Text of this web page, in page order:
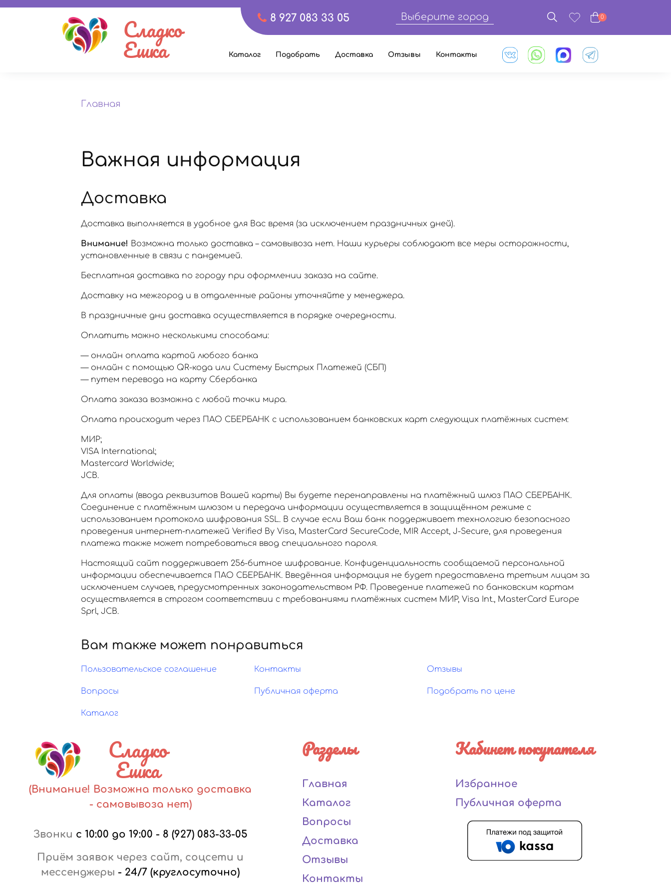
8 927 083 33 05 Выберите город 0
Сладко
Ешка Каталог Подобрать Доставка Отзывы Контакты
Главная
Важная информация
Доставка
Доставка выполняется в удобное для Вас время (за исключением праздничных дней).
Внимание! Возможна только доставка – самовывоза нет. Наши курьеры соблюдают все меры осторожности,
установленные в связи с пандемией.
Бесплатная доставка по городу при оформлении заказа на сайте.
Доставку на межгород и в отдаленные районы уточняйте у менеджера.
В праздничные дни доставка осуществляется в порядке очередности.
Оплатить можно несколькими способами:
— онлайн оплата картой любого банка
— онлайн с помощью QR-кода или Систему Быстрых Платежей (СБП)
— путем перевода на карту Сбербанка
Оплата заказа возможна с любой точки мира.
Оплата происходит через ПАО СБЕРБАНК с использованием банковских карт следующих платёжных систем:
МИР;
VISA International;
Mastercard Worldwide;
JCB.
Для оплаты (ввода реквизитов Вашей карты) Вы будете перенаправлены на платёжный шлюз ПАО СБЕРБАНК.
Соединение с платёжным шлюзом и передача информации осуществляется в защищённом режиме с
использованием протокола шифрования SSL. В случае если Ваш банк поддерживает технологию безопасного
проведения интернет-платежей Verified By Visa, MasterCard SecureCode, MIR Accept, J-Secure, для проведения
платежа также может потребоваться ввод специального пароля.
Настоящий сайт поддерживает 256-битное шифрование. Конфиденциальность сообщаемой персональной
информации обеспечивается ПАО СБЕРБАНК. Введённая информация не будет предоставлена третьим лицам за
исключением случаев, предусмотренных законодательством РФ. Проведение платежей по банковским картам
осуществляется в строгом соответствии с требованиями платёжных систем МИР, Visa Int., MasterCard Europe
Sprl, JCB.
Вам также может понравиться
Пользовательское соглашение Контакты Отзывы
Вопросы Публичная оферта Подобрать по цене
Каталог
Сладко
Ешка
(Внимание! Возможна только доставка
- самовывоза нет)
Звонки с 10:00 до 19:00 - 8 (927) 083-33-05
Приём заявок через сайт, соцсети и
мессенджеры - 24/7 (круглосуточно)
Разделы
Главная
Каталог
Вопросы
Доставка
Отзывы
Контакты
Кабинет покупателя
Избранное
Публичная оферта